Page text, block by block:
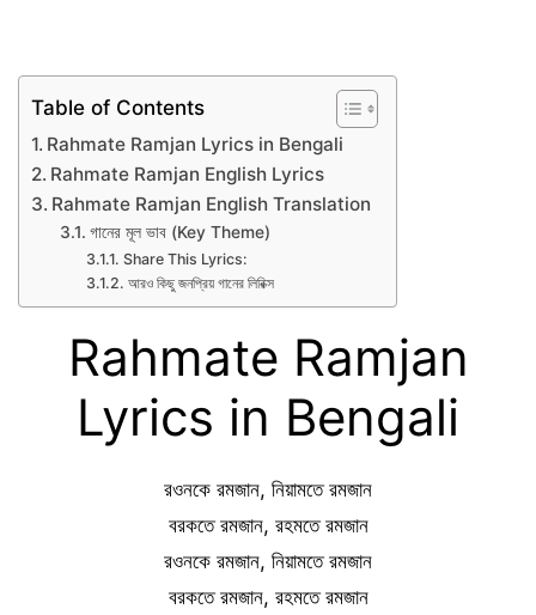
Table of Contents
Rahmate Ramjan Lyrics in Bengali
Rahmate Ramjan English Lyrics
Rahmate Ramjan English Translation
গানের মূল ভাব (Key Theme)
Share This Lyrics:
আরও কিছু জনপ্রিয় গানের লিরিক্স
Rahmate Ramjan
Lyrics in Bengali
রওনকে রমজান, নিয়ামতে রমজান
বরকতে রমজান, রহমতে রমজান
রওনকে রমজান, নিয়ামতে রমজান
বরকতে রমজান, রহমতে রমজান